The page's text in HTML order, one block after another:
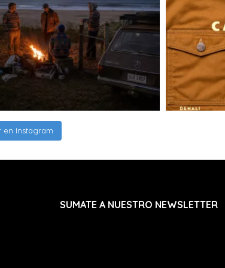
documento.
Si no te encuentras en tu domicilio para recibir
paquete, el transportista dejará una tarjeta de
realizará un segundo intento de visita el
Si tanto en el 1er como en el 2do intento no se
entrega, el paquete volverá a Joaquín Nuñez
mantendrá allí durante 20 días para que
es retirado, el pedido será devuelto a nuestras
contactaremos para coordinar una nueva
nuevo costo de envío. De no realizarse el
envío dentro de los 30 días siguientes, la marca
derecho de anular el pedido.
en Instagram
SUMATE A NUESTRO NEWSLETTER